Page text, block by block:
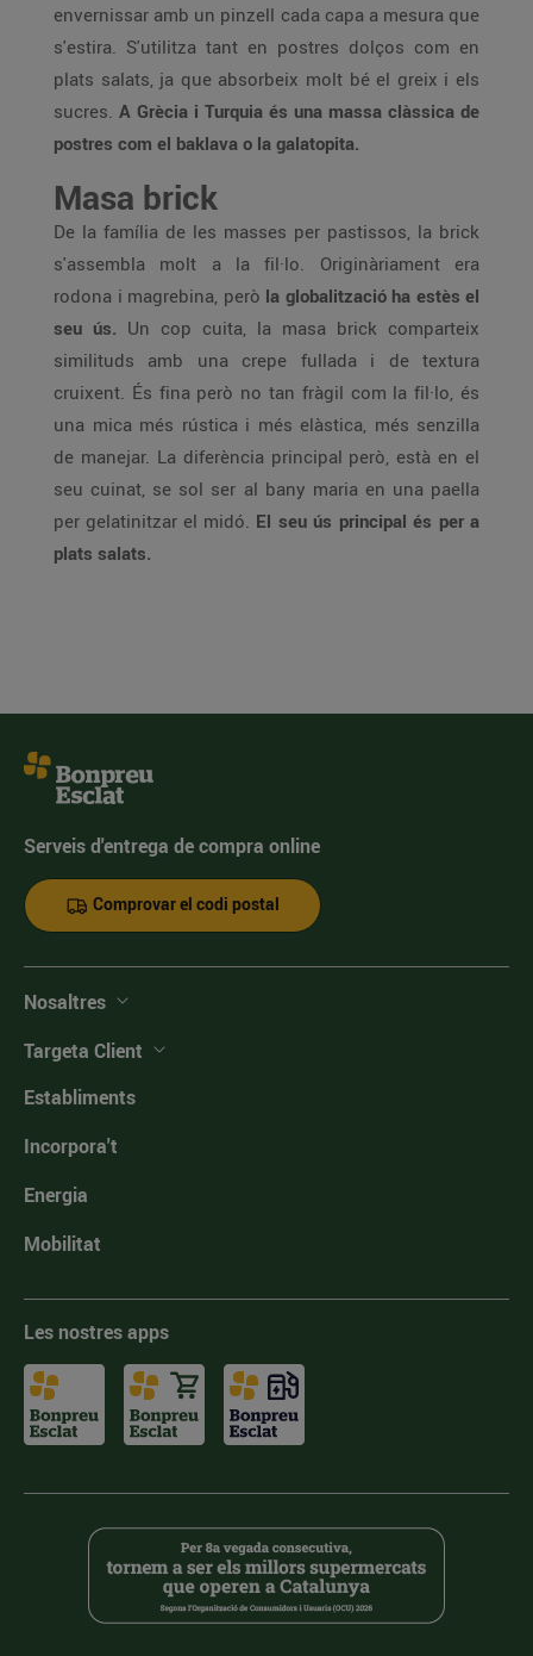
envernissar amb un pinzell cada capa a mesura que
s'estira. S'utilitza tant en postres dolços com en
plats salats, ja que absorbeix molt bé el greix i els
sucres. A Grècia i Turquia és una massa clàssica de
postres com el baklava o la galatopita.
Masa brick
De la família de les masses per pastissos, la brick
s'assembla molt a la fil·lo. Originàriament era
rodona i magrebina, però la globalització ha estès el
seu ús. Un cop cuita, la masa brick comparteix
similituds amb una crepe fullada i de textura
cruixent. És fina però no tan fràgil com la fil·lo, és
una mica més rústica i més elàstica, més senzilla
de manejar. La diferència principal però, està en el
seu cuinat, se sol ser al bany maria en una paella
per gelatinitzar el midó. El seu ús principal és per a
plats salats.
Serveis d'entrega de compra online
Comprovar el codi postal
Nosaltres
Targeta Client
Establiments
Incorpora't
Energia
Mobilitat
Les nostres apps